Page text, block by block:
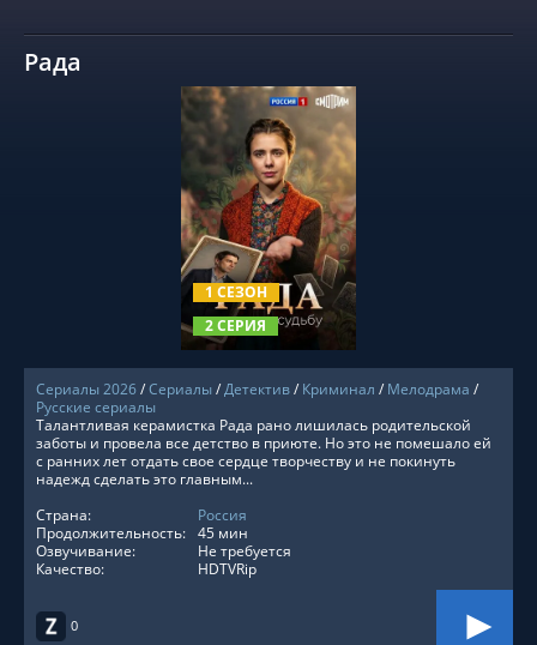
Рада
1 СЕЗОН
2 СЕРИЯ
СМОТРЕТЬ ОНЛАЙН
Сериалы 2026/Сериалы/Детектив/ Криминал / Мелодрама /
Русские сериалы
0
Талантливая керамистка Рада рано лишилась родительской
заботы и провела все детство в приюте. Но это не помешало ей
с ранних лет отдать свое сердце творчеству и не покинуть
надежд сделать это главным...
Страна:
Россия
Продолжительность: 45 мин
Озвучивание:
Не требуется
Качество:
HDTVRip